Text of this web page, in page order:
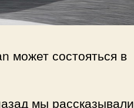
может состояться в
мы рассказывали